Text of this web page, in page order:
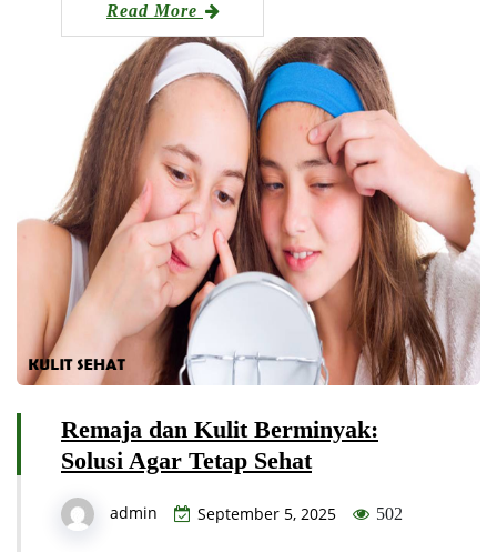
Read More
Remaja dan Kulit Berminyak:
Solusi Agar Tetap Sehat
admin September 5, 2025 502